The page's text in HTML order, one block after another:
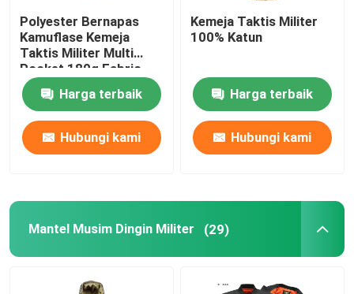
Pakaian Keselamatan Reflektif
Model Militer Modern
Seragam Militer Kustom
Polyester Bernapas
Kamuflase Kemeja
Taktis Militer Multi
Pocket 180g Fabric
Harga terbaik
Hubungi kami
Kemeja Taktis Militer
100% Katun
Harga terbaik
Hubungi kami
Mantel Musim Dingin Militer (29)